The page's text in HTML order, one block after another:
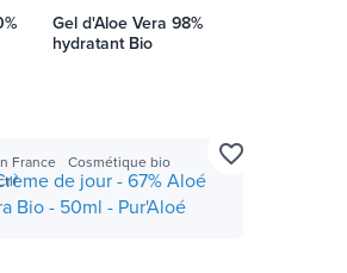
Gel d'Aloe Vera 98%
hydratant Bio
France
Cosmétique bio
favorite_border